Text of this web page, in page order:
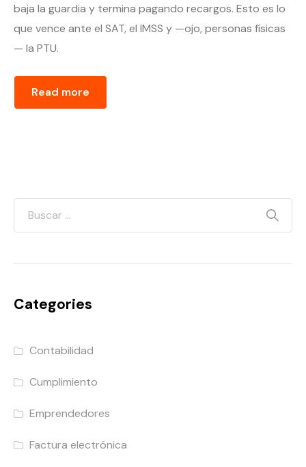
baja la guardia y termina pagando recargos. Esto es lo
que vence ante el SAT, el IMSS y —ojo, personas físicas
— la PTU.
Read more
Categories
Contabilidad
Cumplimiento
Emprendedores
Factura electrónica